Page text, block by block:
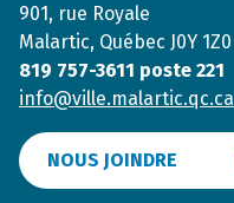
901, rue Royale
Malartic, Québec J0Y 1Z0
819 757-3611 poste 221
info@ville.malartic.qc.ca
NOUS JOINDRE